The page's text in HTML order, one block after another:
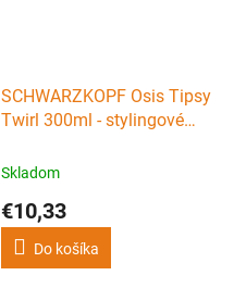
SCHWARZKOPF Osis Tipsy
Twirl 300ml - stylingové
Skladom
€10,33
Do košíka